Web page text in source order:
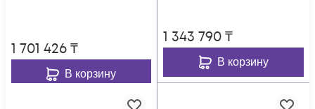
1 701 426₸
В корзину
1 343 790₸
В корзину